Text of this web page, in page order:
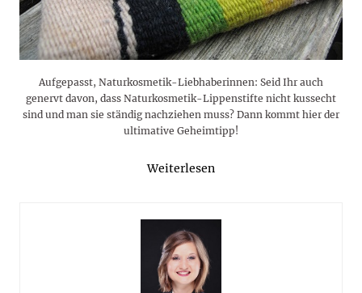
Aufgepasst, Naturkosmetik-Liebhaberinnen: Seid Ihr auch
genervt davon, dass Naturkosmetik-Lippenstifte nicht kussecht
sind und man sie ständig nachziehen muss? Dann kommt hier der
ultimative Geheimtipp!
Weiterlesen